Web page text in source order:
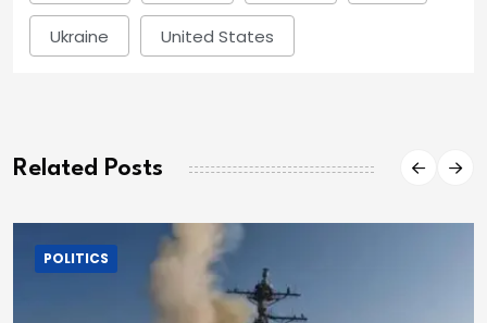
Ukraine United States
Related Posts
POLITICS